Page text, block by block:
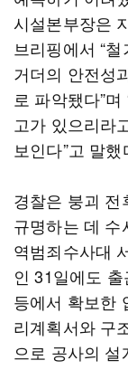
시설본부장은
브리핑에서 “
거더의 안전성
로 파악됐다”
고가 있으리라
보인다”고 말했
경찰은 붕괴
규명하는 데
역범죄수사대
인 31일에도
등에서 확보한
리계획서와 구
으로 공사의